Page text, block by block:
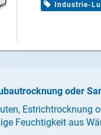
Industrie-
oder
Estrichtrocknung
Feuchtigkeit aus